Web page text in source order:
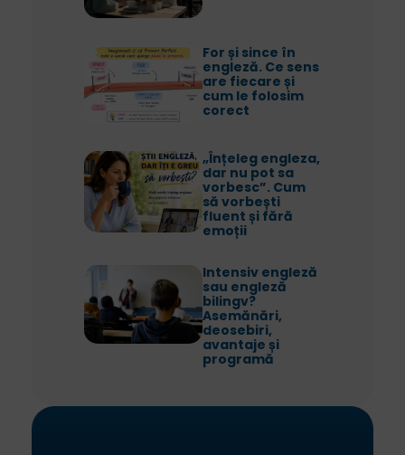
For și since în
engleză. Ce sens
are fiecare și
cum le folosim
corect
„Înțeleg engleza,
dar nu pot sa
vorbesc”. Cum
să vorbești
fluent și fără
emoții
Intensiv engleză
sau engleză
bilingv?
Asemănări,
deosebiri,
avantaje și
programă